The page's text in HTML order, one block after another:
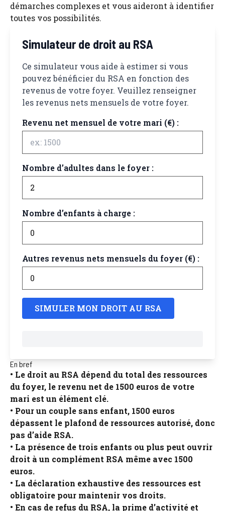
démarches complexes et vous aideront à identifier
toutes vos possibilités.
Simulateur de droit au RSA
Ce simulateur vous aide à estimer si vous
pouvez bénéficier du RSA en fonction des
revenus de votre foyer. Veuillez renseigner
les revenus nets mensuels de votre foyer.
Revenu net mensuel de votre mari (€) :
Nombre d’adultes dans le foyer :
Nombre d’enfants à charge :
Autres revenus nets mensuels du foyer (€) :
SIMULER MON DROIT AU RSA
En bref
• Le droit au RSA dépend du total des ressources
du foyer, le revenu net de 1500 euros de votre
mari est un élément clé.
• Pour un couple sans enfant, 1500 euros
dépassent le plafond de ressources autorisé, donc
pas d’aide RSA.
• La présence de trois enfants ou plus peut ouvrir
droit à un complément RSA même avec 1500
euros.
• La déclaration exhaustive des ressources est
obligatoire pour maintenir vos droits.
• En cas de refus du RSA, la prime d’activité et